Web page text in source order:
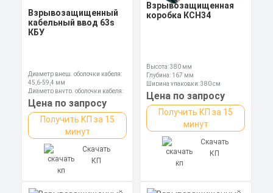
Взрывозащищенный
кабельный ввод 63s
КБУ
Диаметр внеш. оболочки кабеля:
45,6-59,4 мм
Диаметр внутр. оболочки кабеля:
41,7-50,0 мм
Длина: 106,75 мм
Цена по запросу
Получить КП за 15
минут
Скачать
КП
Взрывозащищенная
коробка КСН34
Высота: 380 мм
Глубина: 167 мм
Ширина упаковки: 380 см
Цена по запросу
Получить КП за 15
минут
Скачать
КП